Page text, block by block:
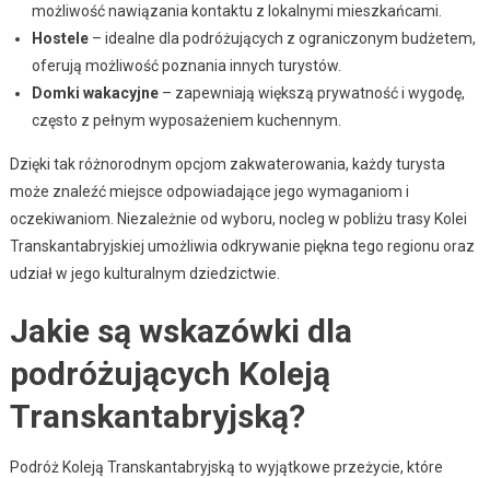
możliwość nawiązania kontaktu z lokalnymi mieszkańcami.
Hostele– idealne dla podróżujących z ograniczonym budżetem,
oferują możliwość poznania innych turystów.
Domki wakacyjne– zapewniają większą prywatność i wygodę,
często z pełnym wyposażeniem kuchennym.
Dzięki tak różnorodnym opcjom zakwaterowania, każdy turysta
może znaleźć miejsce odpowiadające jego wymaganiom i
oczekiwaniom. Niezależnie od wyboru, nocleg w pobliżu trasy Kolei
Transkantabryjskiej umożliwia odkrywanie piękna tego regionu oraz
udział w jego kulturalnym dziedzictwie.
Jakie są wskazówki dla
podróżujących Koleją
Transkantabryjską?
Podróż Koleją Transkantabryjską to wyjątkowe przeżycie, które